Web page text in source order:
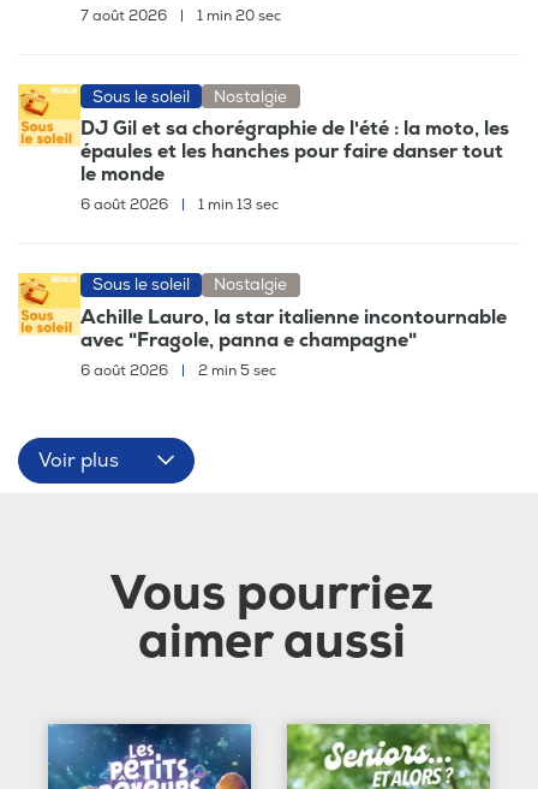
7 août 2026 1 min 20 sec
Sous le soleil Nostalgie
DJ Gil et sa chorégraphie de l'été : la moto, les
épaules et les hanches pour faire danser tout
le monde
6 août 2026 1 min 13 sec
Sous le soleil Nostalgie
Achille Lauro, la star italienne incontournable
avec "Fragole, panna e champagne"
6 août 2026 2 min 5 sec
Voir plus
Vous pourriez
aimer aussi